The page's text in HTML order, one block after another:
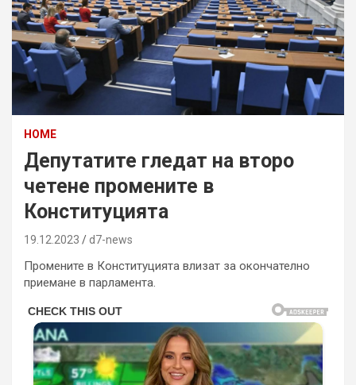
HOME
Депутатите гледат на второ
четене промените в
Конституцията
19.12.2023 d7-news
Промените в Конституцията влизат за окончателно
приемане в парламента.